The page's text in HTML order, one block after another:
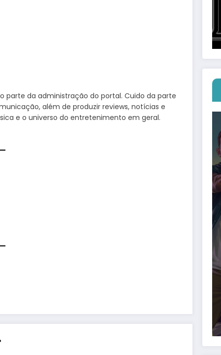
parte da administração do portal. Cuido da parte
além de produzir reviews, notícias e
e o universo do entretenimento em geral.